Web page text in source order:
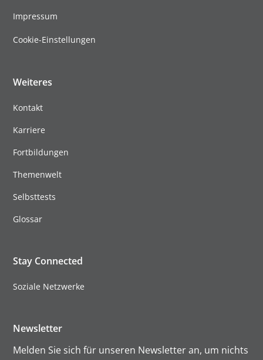
Impressum
Cookie-Einstellungen
Weiteres
Kontakt
Karriere
Fortbildungen
Themenwelt
Selbsttests
Glossar
Stay Connected
Soziale Netzwerke
Newsletter
Melden Sie sich für unseren Newsletter an, um nichts